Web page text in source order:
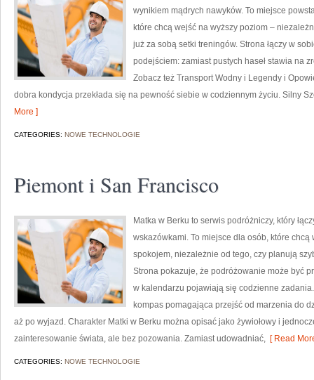
wynikiem mądrych nawyków. To miejsce
które chcą wejść na wyższy poziom –
już za sobą setki treningów. Strona łączy w
podejściem: zamiast pustych haseł stawia na
Zobacz też Transport Wodny i Legendy i
dobra kondycja przekłada się na pewność siebie w codziennym życiu. Silny
More ]
CATEGORIES: NOWE TECHNOLOGIE
Piemont i San Francisco
Matka w Berku to serwis podróżniczy, który
wskazówkami. To miejsce dla osób, które
spokojem, niezależnie od tego, czy planują
Strona pokazuje, że podróżowanie może być
w kalendarzu pojawiają się codzienne
kompas pomagająca przejść od marzenia do
aż po wyjazd. Charakter Matki w Berku można opisać jako żywiołowy i
zainteresowanie świata, ale bez pozowania. Zamiast udowadniać, [ Read
CATEGORIES: NOWE TECHNOLOGIE